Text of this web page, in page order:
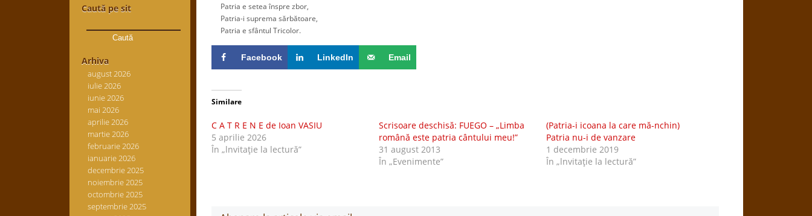
Caută pe sit
după:
Arhiva
august 2026
iulie 2026
iunie 2026
mai 2026
aprilie 2026
martie 2026
februarie 2026
ianuarie 2026
decembrie 2025
noiembrie 2025
octombrie 2025
septembrie 2025
Patria e setea înspre zbor,
Patria-i suprema sărbătoare,
Patria e sfântul Tricolor.
Facebook LinkedIn Email
Similare
C A T R E N E de Ioan VASIU
5 aprilie 2026
În „lnvitaţie la lectură”
Scrisoare deschisă: FUEGO – „Limba
română este patria cântului meu!”
31 august 2013
În „Evenimente”
(Patria-i icoana la care mă-nchin)
Patria nu-i de vanzare
1 decembrie 2019
În „lnvitaţie la lectură”